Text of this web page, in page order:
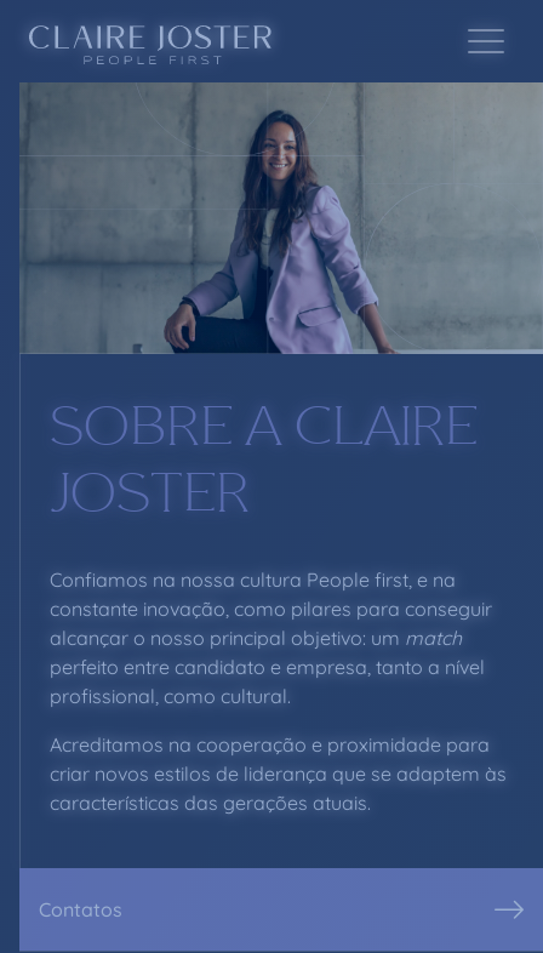
SOBRE A CLAIRE
JOSTER
Confiamos na nossa cultura People first, e na
constante inovação, como pilares para conseguir
alcançar o nosso principal objetivo: um match
perfeito entre candidato e empresa, tanto a nível
profissional, como cultural.
Acreditamos na cooperação e proximidade para
criar novos estilos de liderança que se adaptem às
características das gerações atuais.
Contatos